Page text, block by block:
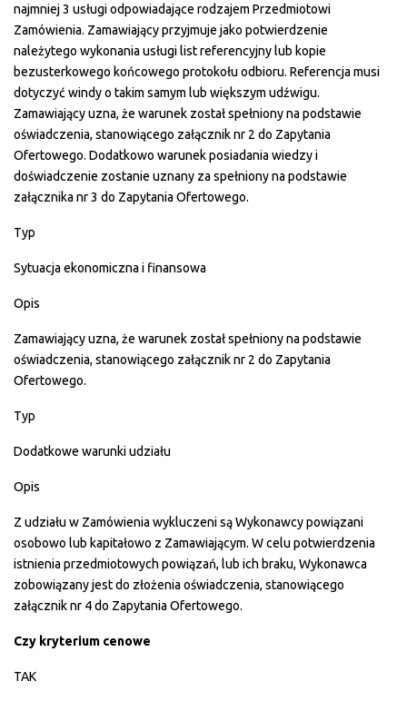
najmniej 3 usługi odpowiadające rodzajem Przedmiotowi
Zamówienia. Zamawiający przyjmuje jako potwierdzenie
należytego wykonania usługi list referencyjny lub kopie
bezusterkowego końcowego protokołu odbioru. Referencja musi
dotyczyć windy o takim samym lub większym udźwigu.
Zamawiający uzna, że warunek został spełniony na podstawie
oświadczenia, stanowiącego załącznik nr 2 do Zapytania
Ofertowego. Dodatkowo warunek posiadania wiedzy i
doświadczenie zostanie uznany za spełniony na podstawie
załącznika nr 3 do Zapytania Ofertowego.
Typ
Sytuacja ekonomiczna i finansowa
Opis
Zamawiający uzna, że warunek został spełniony na podstawie
oświadczenia, stanowiącego załącznik nr 2 do Zapytania
Ofertowego.
Typ
Dodatkowe warunki udziału
Opis
Z udziału w Zamówienia wykluczeni są Wykonawcy powiązani
osobowo lub kapitałowo z Zamawiającym. W celu potwierdzenia
istnienia przedmiotowych powiązań, lub ich braku, Wykonawca
zobowiązany jest do złożenia oświadczenia, stanowiącego
załącznik nr 4 do Zapytania Ofertowego.
Czy kryterium cenowe
TAK